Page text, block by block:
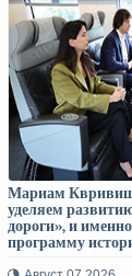
Мариам
уделяем
дороги», и
программу